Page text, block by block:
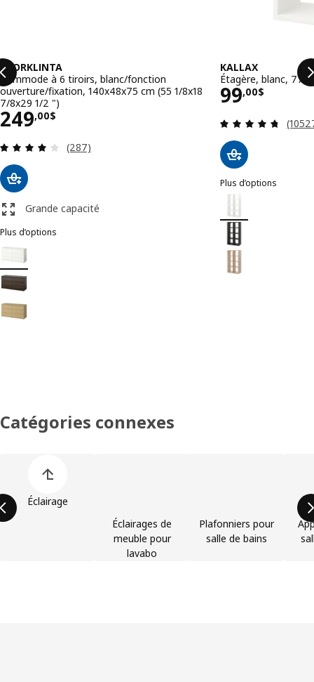
STORKLINTA
Commode à 6 tiroirs, blanc/fonction
ouverture/fixation, 140x48x75 cm (55 1/8x18
7/8x29 1/2 ")
249,00$
Prix 249,00$
Examen: 4 sur des 5 Étoiles. Total des
(287)
Grande capacité
Plus d’options
Option : STORKLINTA, Commode à 6 tiroirs, blanc/fonction
Option : STORKLINTA, Commode à 6 tiroirs, brun foncé/eff chêne
Option : STORKLINTA, Commode à 6 tiroirs, eff chêne/fonction
KALLAX
Étagère, blanc,
99,00$
Prix
Plus d’options
KALLAX
Option : KALLAX,
Option : KALLAX,
Option : KALLAX,
Catégories connexes
Éclairage
Éclairages de
meuble pour
lavabo
Plafonniers pour
salle de bains